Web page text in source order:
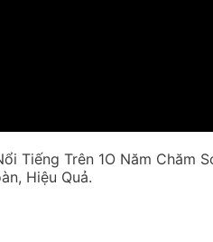
Tiếng Trên 1O Năm Chăm
Hiệu Quả.